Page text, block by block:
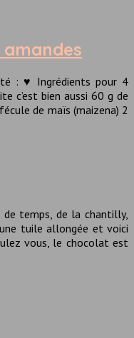
amandes
: ♥ Ingrédients pour 4
c’est bien aussi 60 g de
de maïs (maizena) 2
temps, de la chantilly,
tuile allongée et voici
vous, le chocolat est